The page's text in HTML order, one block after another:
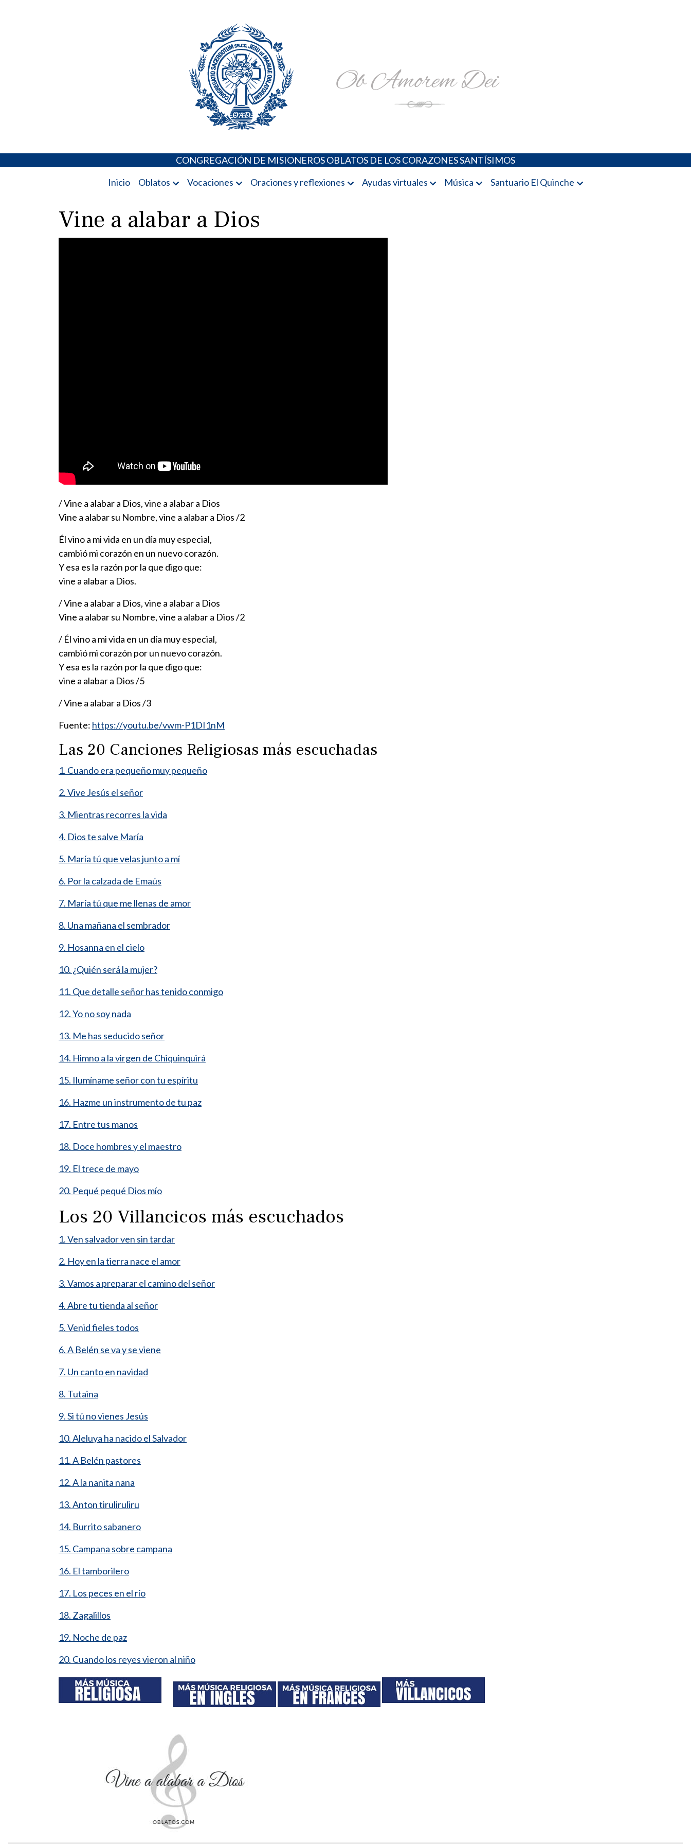
CONGREGACIÓN DE MISIONEROS OBLATOS DE LOS CORAZONES SANTÍSIMOS
Inicio
Oblatos Vocaciones Oraciones y reflexiones Ayudas virtuales Música Santuario El Quinche
Vine a alabar a Dios
/ Vine a alabar a Dios, vine a alabar a Dios
Vine a alabar su Nombre, vine a alabar a Dios /2
Él vino a mi vida en un día muy especial,
cambió mi corazón en un nuevo corazón.
Y esa es la razón por la que digo que:
vine a alabar a Dios.
/ Vine a alabar a Dios, vine a alabar a Dios
Vine a alabar su Nombre, vine a alabar a Dios /2
/ Él vino a mi vida en un día muy especial,
cambió mi corazón por un nuevo corazón.
Y esa es la razón por la que digo que:
vine a alabar a Dios /5
/ Vine a alabar a Dios /3
Fuente: https://youtu.be/vwm-P1DI1nM
Las 20 Canciones Religiosas más escuchadas
1. Cuando era pequeño muy pequeño
2. Vive Jesús el señor
3. Mientras recorres la vida
4. Dios te salve María
5. María tú que velas junto a mí
6. Por la calzada de Emaús
7. María tú que me llenas de amor
8. Una mañana el sembrador
9. Hosanna en el cielo
10. ¿Quién será la mujer?
11. Que detalle señor has tenido conmigo
12. Yo no soy nada
13. Me has seducido señor
14. Himno a la virgen de Chiquinquirá
15. Ilumíname señor con tu espíritu
16. Hazme un instrumento de tu paz
17. Entre tus manos
18. Doce hombres y el maestro
19. El trece de mayo
20. Pequé pequé Dios mío
Los 20 Villancicos más escuchados
1. Ven salvador ven sin tardar
2. Hoy en la tierra nace el amor
3. Vamos a preparar el camino del señor
4. Abre tu tienda al señor
5. Venid fieles todos
6. A Belén se va y se viene
7. Un canto en navidad
8. Tutaina
9. Si tú no vienes Jesús
10. Aleluya ha nacido el Salvador
11. A Belén pastores
12. A la nanita nana
13. Anton tiruliruliru
14. Burrito sabanero
15. Campana sobre campana
16. El tamborilero
17. Los peces en el río
18. Zagalillos
19. Noche de paz
20. Cuando los reyes vieron al niño